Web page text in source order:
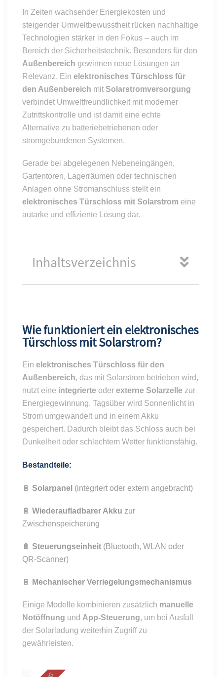
In Zeiten wachsender Energiekosten und
steigender Umweltbewusstheit rücken nachhaltige
Technologien stärker in den Fokus – auch im
Bereich der Sicherheitstechnik. Besonders für den
Außenbereich gewinnen neue Lösungen an
Relevanz. Ein elektronisches Türschloss für
den Außenbereich mit Solarstromversorgung
verbindet Umweltfreundlichkeit mit moderner
Zutrittskontrolle und ist damit eine echte
Alternative zu batteriebetriebenen oder
stromgebundenen Systemen.
Gerade bei abgelegenen Nebeneingängen,
Gartentoren, Lagerräumen oder technischen
Anlagen ohne Stromanschluss stellt ein
elektronisches Türschloss mit Solarstrom eine
autarke und effiziente Lösung dar.
Inhaltsverzeichnis
Wie funktioniert ein elektronisches
Türschloss mit Solarstrom?
Ein elektronisches Türschloss für den
Außenbereich, das mit Solarstrom betrieben wird,
nutzt eine integrierte oder externe Solarzelle zur
Energiegewinnung. Tagsüber wird Sonnenlicht in
Strom umgewandelt und in einem Akku
gespeichert. Dadurch bleibt das Schloss auch bei
Dunkelheit oder schlechtem Wetter funktionsfähig.
Bestandteile:
🔋 Solarpanel (integriert oder extern angebracht)
🔋 Wiederaufladbarer Akku zur
Zwischenspeicherung
🔋 Steuerungseinheit (Bluetooth, WLAN oder
QR-Scanner)
🔋 Mechanischer Verriegelungsmechanismus
Einige Modelle kombinieren zusätzlich manuelle
Notöffnung und App-Steuerung, um bei Ausfall
der Solarladung weiterhin Zugriff zu
gewährleisten.